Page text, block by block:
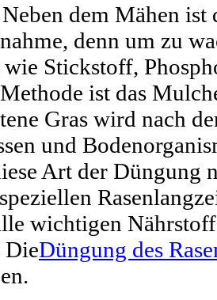
Neben dem Mähen ist
denn um zu
Stickstoff,
ist das
Gras wird nach
und
Art der Düngung
wichtigen
DieDüngung des